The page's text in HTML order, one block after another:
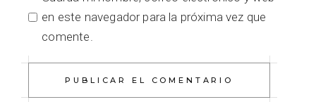
en este navegador para la próxima vez que
comente.
PUBLICAR EL COMENTARIO